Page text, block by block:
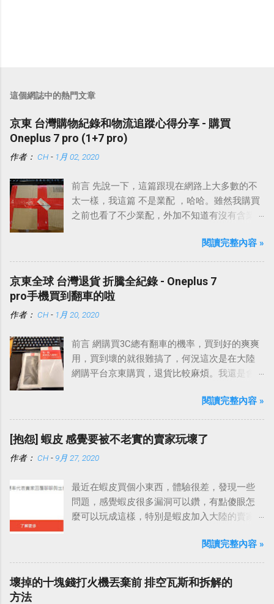
言
這個網誌中的熱門文章
京東 台灣購物紀錄和物流追蹤心得分享 - 購買
Oneplus 7 pro (1+7 pro)
作者： CH - 1月 02, 2020
前言 先說一下，這篇跟現在網路上大多數的不
太一樣，我這篇 不是業配 ，哈哈。雖然我購買
之前也看了不少業配，外加不知道有沒有含業
閱讀完整內容 »
京東全球 台灣退貨 折騰全紀錄 - Oneplus 7
pro手機買到翻車的啦
作者： CH - 1月 20, 2020
前言 網購買3C總有翻車的機率，買到好的爽爽
用，買到壞的就很難搞了，何況這次是在大陸
網購平台京東購買，退貨比較麻煩。我還是會
永遠希望遇到的不要是我，但是真的碰到了，
就看要怎麼應對、處理，平心靜氣地去面對就
好了。
閱讀完整內容 »
[抱怨] 蝦皮 感覺要被不老實的賣家玩壞了
作者： CH - 9月 27, 2020
最近在蝦皮買個小東西，體驗很差，發現一些
問題，感覺蝦皮很多漏洞可以鑽，有點傻眼怎
麼可以玩成這樣，特別是蝦皮加入大陸的賣家
閱讀完整內容 »
壞掉的十塊錢打火機丟棄前 排空瓦斯和拆解的
方法